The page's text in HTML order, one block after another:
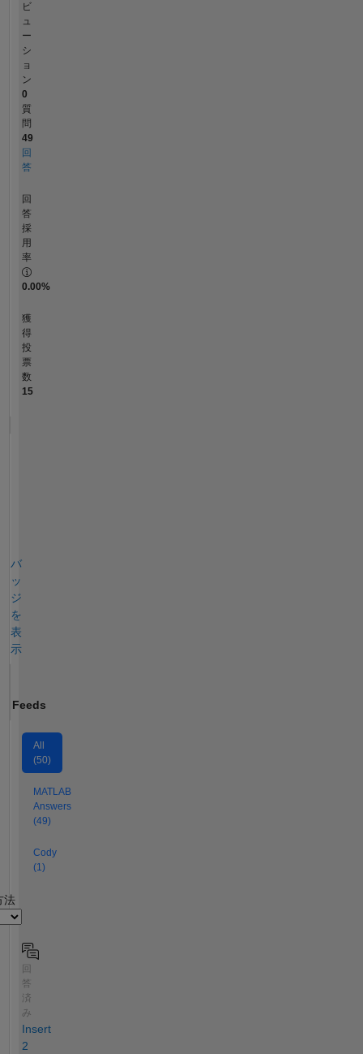
ビ
ュ
ー
シ
ョ
ン
0
質
問
49
回
答
回
答
採
用
率
0.00%
獲
得
投
票
数
15
バ
ッ
ジ
を
表
示
Feeds
All
(50)
MATLAB
Answers
(49)
Cody
(1)
法
回
答
済
み
Insert
2